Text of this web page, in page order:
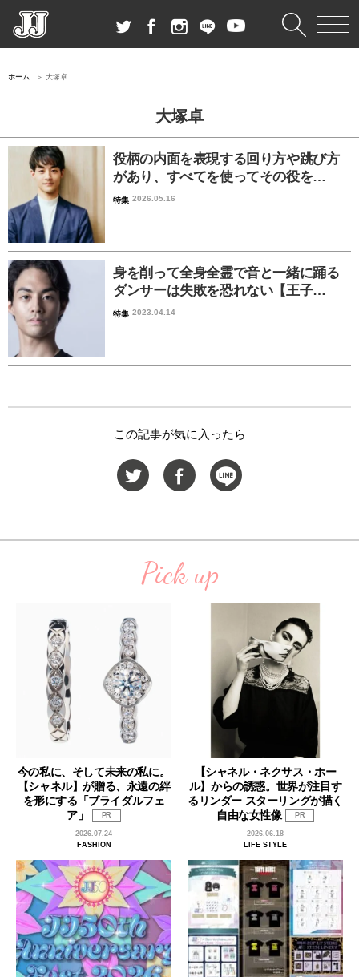
ホーム 大塚卓
大塚卓
役柄の内面を表現する回り方や跳び方
があり、すべてを使ってその役を…
特集 2026.05.16
身を削って全身全霊で音と一緒に踊る
ダンサーは失敗を恐れない【王子…
特集 2023.04.14
この記事が気に入ったら
Pick up
今の私に、そして未来の私に。
【シャネル】が贈る、永遠の絆
を形にする「ブライダルフェ
ア」
PR
2026.07.24
FASHION
【シャネル・ネクサス・ホー
ル】からの誘惑。世界が注目す
るリンダー スターリングが描く
自由な女性像
PR
2026.06.18
LIFE STYLE